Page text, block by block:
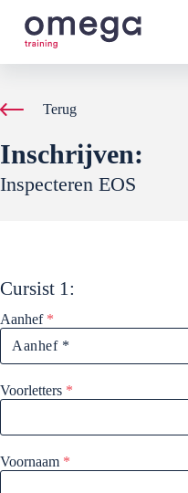
G
a
d
i
n
h
o
Terug
Inschrijven:
Inspecteren EOS
Cursist 1:
Aanhef *
Voorletters *
Voornaam *